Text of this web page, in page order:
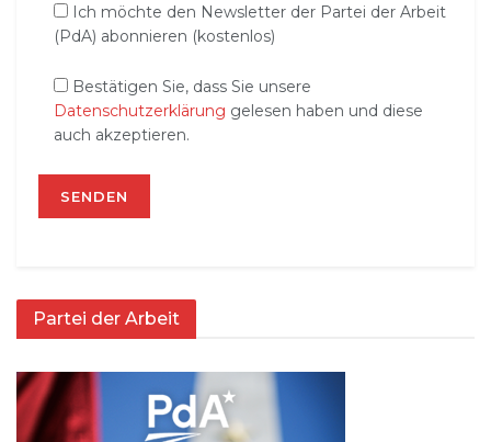
Ich möchte den Newsletter der Partei der Arbeit
(PdA) abonnieren (kostenlos)
Bestätigen Sie, dass Sie unsere
Datenschutzerklärung gelesen haben und diese
auch akzeptieren.
Partei der Arbeit